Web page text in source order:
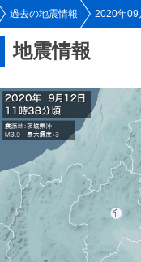
過去の地震情報 2020年09
地震情報